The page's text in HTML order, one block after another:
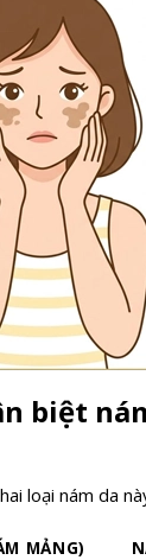
biệt
loại nám da
MẢNG)